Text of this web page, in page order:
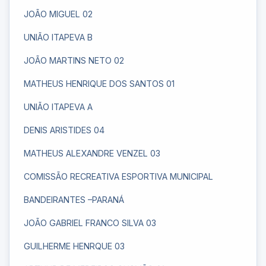
JOÃO MIGUEL 02
UNIÃO ITAPEVA B
JOÃO MARTINS NETO 02
MATHEUS HENRIQUE DOS SANTOS 01
UNIÃO ITAPEVA A
DENIS ARISTIDES 04
MATHEUS ALEXANDRE VENZEL 03
COMISSÃO RECREATIVA ESPORTIVA MUNICIPAL
BANDEIRANTES –PARANÁ
JOÃO GABRIEL FRANCO SILVA 03
GUILHERME HENRQUE 03